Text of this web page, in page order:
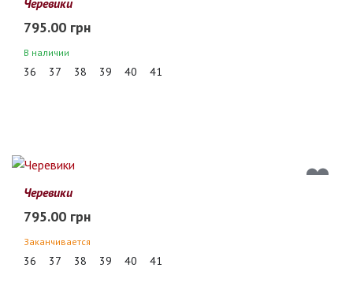
Черевики
795.00 грн
В наличии
36 37 38 39 40 41
Черевики
795.00 грн
Заканчивается
36 37 38 39 40 41